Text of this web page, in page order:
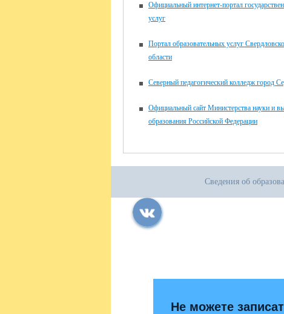
Официальный интернет-портал
услуг
Портал образовательных услуг
области
Северный педагогический колледж город
Официальный сайт Министерства науки и
образования Российской Федерации
Сведения об
Не можете